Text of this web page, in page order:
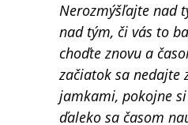
Nerozmýšľajte nad
nad tým, či vás to
choďte znovu a
začiatok sa nedajte
jamkami, pokojne
ďaleko sa časom